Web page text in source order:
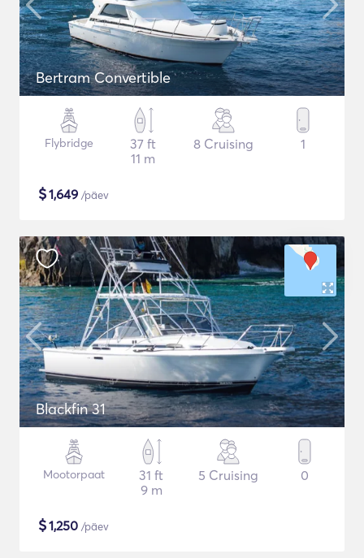
Bertram Convertible
Flybridge
37 ft
11 m
8 Cruising 1
$1,649 /päev
Blackfin 31
Mootorpaat
31 ft
9 m
5 Cruising 0
$1,250 /päev